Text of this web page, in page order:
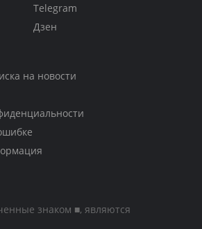
Telegram
Дзен
на новости
знаком ■, являются